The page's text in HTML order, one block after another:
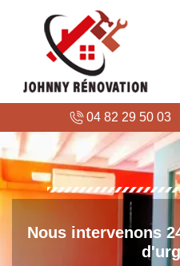
04 82 29 50 03
Nous intervenons